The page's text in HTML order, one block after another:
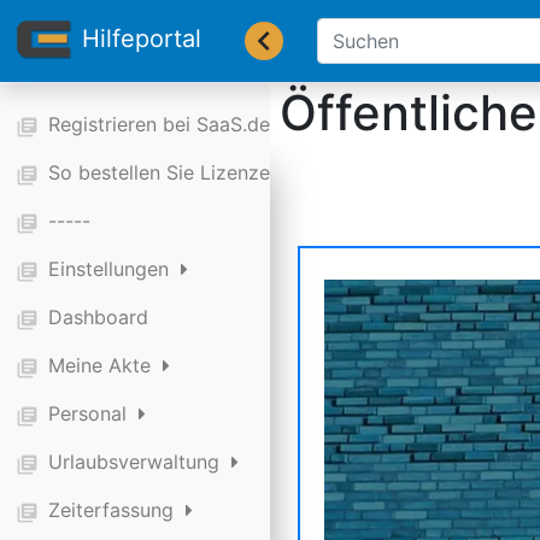
Hilfeportal
library_books Registrieren bei SaaS.de
library_books So bestellen Sie Lizenzen
library_books -----
library_books Einstellungen
library_books Dashboard
library_books Meine Akte
library_books Personal
library_books Urlaubsverwaltung
library_books Zeiterfassung